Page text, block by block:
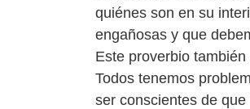
quiénes son en su
engañosas y que
Este proverbio
Todos tenemos
ser conscientes de